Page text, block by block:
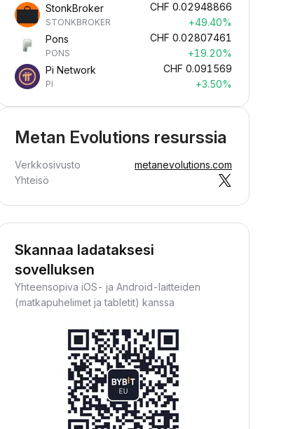
StonkBroker
STONKBROKER
CHF 0.02948866
+49.40%
Pons
PONS
CHF 0.02807461
+19.20%
Pi Network
PI
CHF 0.091569
+3.50%
Metan Evolutions resurssia
Verkkosivusto
metanevolutions.com
Yhteisö
Skannaa ladataksesi
sovelluksen
Yhteensopiva iOS- ja Android-laitteiden
(matkapuhelimet ja tabletit) kanssa